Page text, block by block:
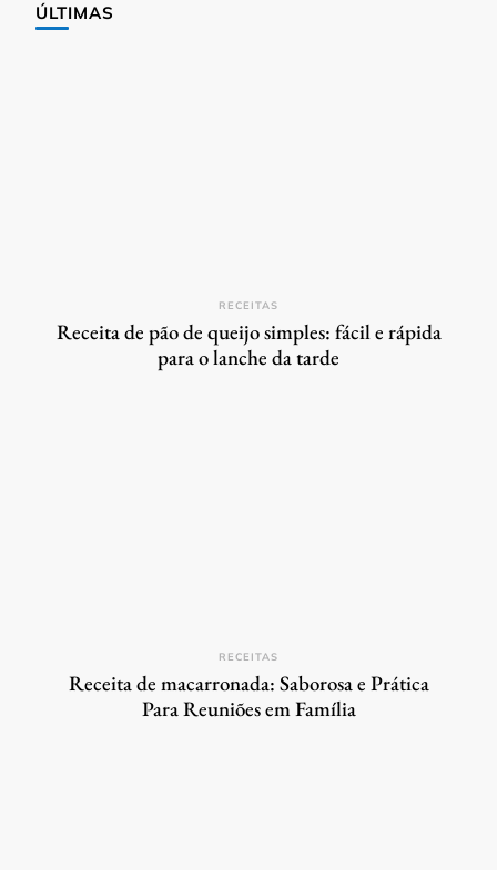
ÚLTIMAS
RECEITAS
Receita de pão de queijo simples: fácil e rápida
para o lanche da tarde
RECEITAS
Receita de macarronada: Saborosa e Prática
Para Reuniões em Família